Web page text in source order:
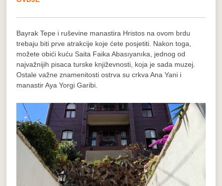
Bayrak Tepe i ruševine manastira Hristos na ovom brdu
trebaju biti prve atrakcije koje ćete posjetiti. Nakon toga,
možete obići kuću Saita Faika Abasıyanıka, jednog od
najvažnijih pisaca turske književnosti, koja je sada muzej.
Ostale važne znamenitosti ostrva su crkva Ana Yani i
manastir Aya Yorgi Garibi.